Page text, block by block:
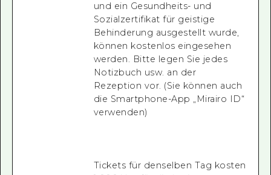
und ein Gesundheits- und
Sozialzertifikat für geistige
Behinderung ausgestellt wurde,
können kostenlos eingesehen
werden. Bitte legen Sie jedes
Notizbuch usw. an der
Rezeption vor. (Sie können auch
die Smartphone-App „Mirairo ID“
verwenden)
Tickets für denselben Tag kosten